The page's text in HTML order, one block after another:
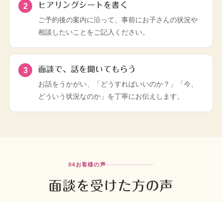
ヒアリングシートを書く
ご予約後の案内に沿って、事前にお子さんの状況や
相談したいことをご記入ください。
面談で、話を聞いてもらう
お話をうかがい、「どうすればいいのか？」「今、
どういう状況なのか」を丁寧にお伝えします。
04 お客様の声
面談を受けた方の声